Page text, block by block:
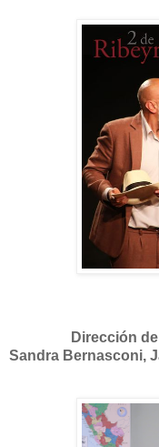
Dirección
Sandra Bernasconi,